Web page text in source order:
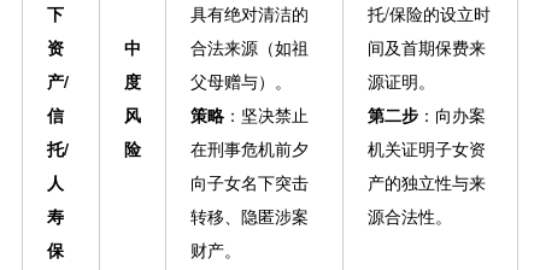
下
资
产/
信
托/
人
寿
保
中
度
风
险
具有绝对清洁的
合法来源（如祖
父母赠与）。
策略：坚决禁止
在刑事危机前夕
向子女名下突击
转移、隐匿涉案
财产。
托/保险的设立时
间及首期保费来
源证明。
第二步：向办案
机关证明子女资
产的独立性与来
源合法性。